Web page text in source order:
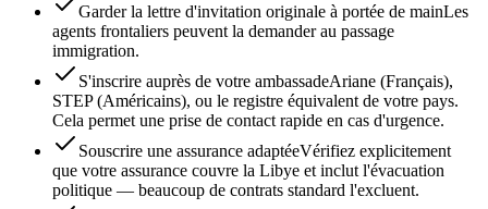
Garder la lettre d'invitation originale à portée de mainLes
agents frontaliers peuvent la demander au passage
immigration.
S'inscrire auprès de votre ambassadeAriane (Français),
STEP (Américains), ou le registre équivalent de votre pays.
Cela permet une prise de contact rapide en cas d'urgence.
Souscrire une assurance adaptéeVérifiez explicitement
que votre assurance couvre la Libye et inclut l'évacuation
politique — beaucoup de contrats standard l'excluent.